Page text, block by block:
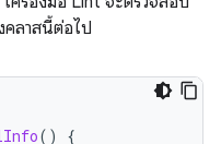
ลาสนี้ต่อไป
()
{